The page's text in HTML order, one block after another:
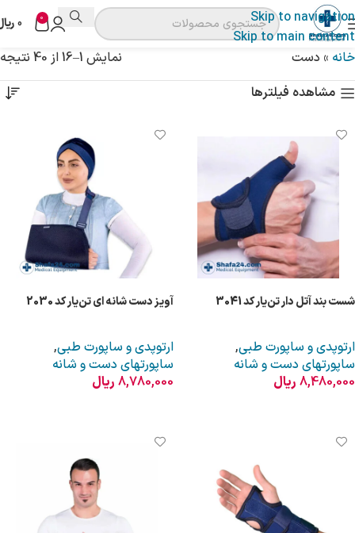
Skip to navigation
Skip to main content
0
0
خانه » دست
نمایش 1–16 از 40 نتیجه
مشاهده فیلترها
شست بند آتل دار تن‌یار کد 3041
ارتوپدی و ساپورت طبی,
ساپورتهای دست و شانه
8,480,000 ریال
آویز دست شانه ای تن‌یار کد 2030
ارتوپدی و ساپورت طبی,
ساپورتهای دست و شانه
8,780,000 ریال